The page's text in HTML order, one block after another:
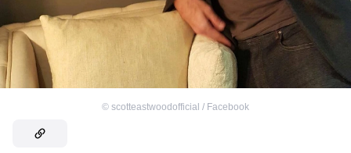
© scotteastwoodofficial / Facebook